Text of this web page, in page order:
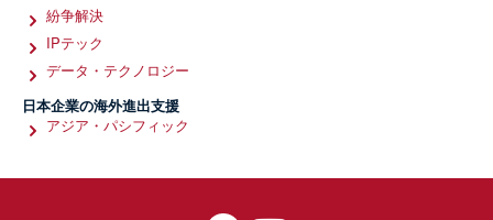
紛争解決
IPテック
データ・テクノロジー
日本企業の海外進出支援
アジア・パシフィック